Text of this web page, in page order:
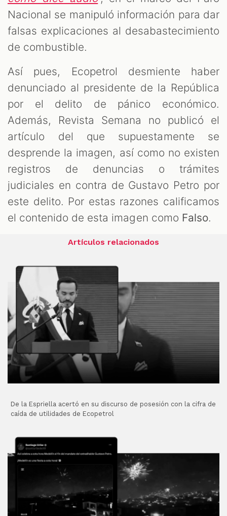
Nacional se manipuló información para dar
falsas explicaciones al desabastecimiento
de combustible.
Así pues, Ecopetrol desmiente haber
denunciado al presidente de la República
por el delito de pánico económico.
Además, Revista Semana no publicó el
artículo del que supuestamente se
desprende la imagen, así como no existen
registros de denuncias o trámites
judiciales en contra de Gustavo Petro por
este delito. Por estas razones calificamos
el contenido de esta imagen como Falso.
Artículos relacionados
De la Espriella acertó en su discurso de posesión con la cifra de
caída de utilidades de Ecopetrol